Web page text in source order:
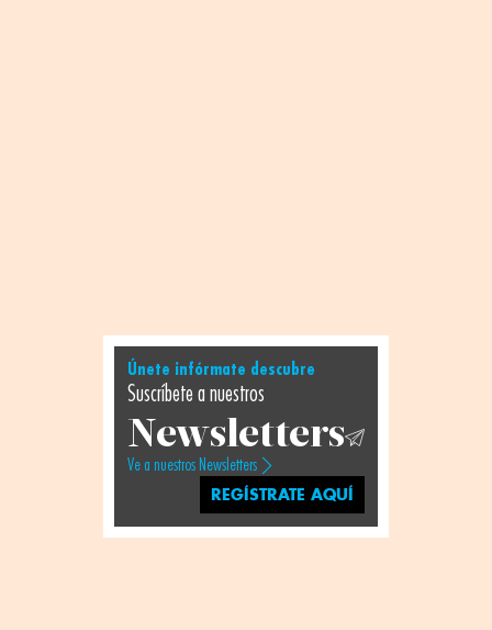
Únete infórmate descubre
Suscríbete a nuestros
Newsletters
Ve a nuestros Newsletters
REGÍSTRATE AQUÍ